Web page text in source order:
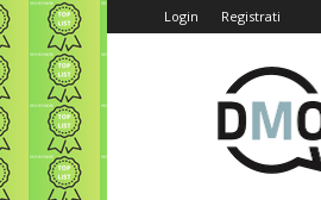
Login Registrati